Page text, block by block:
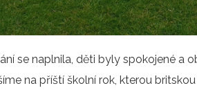
se naplnila, děti byly spokojené a
na příští školní rok, kterou